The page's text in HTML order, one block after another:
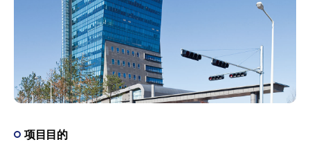
项目目的